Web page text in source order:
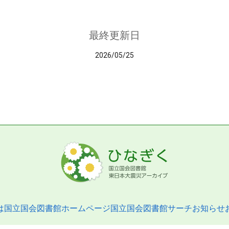
最終更新日
2026/05/25
国立国会図書館ホームページ国立国会図書館サーチお知らせ